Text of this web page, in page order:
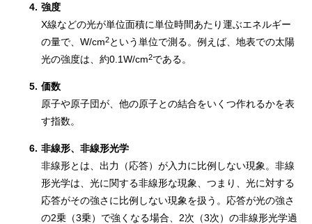
4. 強度
X線などの光が単位面積に単位時間あたり運ぶエネルギー
の量で、W/cm2という単位で測る。例えば、地表での太陽
光の強度は、約0.1W/cm2である。
5. 価数
原子や原子団が、他の原子との結合をいくつ作れるかを表
す指数。
6. 非線形、非線形光学
非線形とは、出力（応答）が入力に比例しない現象。非線
形光学は、光に関する非線形な現象、つまり、光に対する
応答がその強さに比例しない現象を扱う。応答が光の強さ
の2乗（3乗）で強くなる場合、2次（3次）の非線形光学過